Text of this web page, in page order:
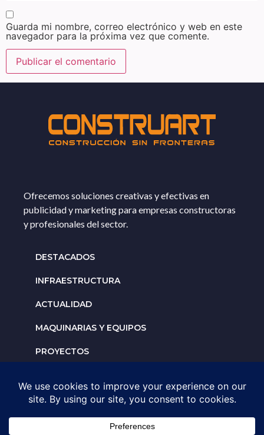
Guarda mi nombre, correo electrónico y web en este
navegador para la próxima vez que comente.
Ofrecemos soluciones creativas y efectivas en
publicidad y marketing para empresas constructoras
y profesionales del sector.
DESTACADOS
INFRAESTRUCTURA
ACTUALIDAD
MAQUINARIAS Y EQUIPOS
PROYECTOS
Solicita un espacio para
tu negocio